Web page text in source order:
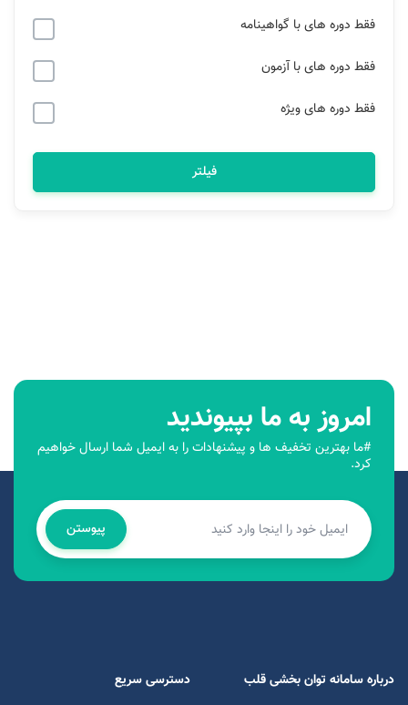
فقط دوره های با گواهینامه
فقط دوره های با آزمون
فقط دوره های ویژه
فیلتر
امروز به ما بپیوندید
#ما بهترین تخفیف ها و پیشنهادات را به ایمیل شما ارسال خواهیم
کرد.
پیوستن
درباره سامانه توان بخشی قلب
دسترسی سریع